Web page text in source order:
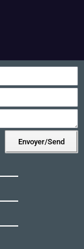
Envoyer/Send